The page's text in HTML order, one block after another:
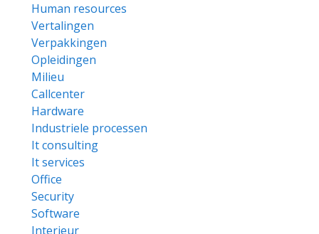
Human resources
Vertalingen
Verpakkingen
Opleidingen
Milieu
Callcenter
Hardware
Industriele processen
It consulting
It services
Office
Security
Software
Interieur